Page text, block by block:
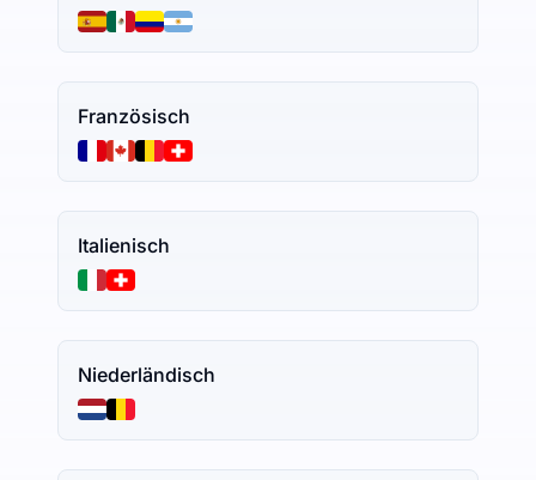
Französisch
Italienisch
Niederländisch